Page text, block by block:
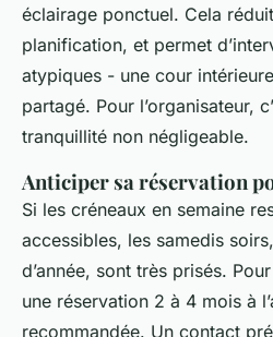
éclairage ponctuel. Cela
planification, et permet
atypiques - une cour
partagé. Pour l’organisateur,
tranquillité non négligeable.
Anticiper sa réservation
Si les créneaux en semaine
accessibles, les samedis
d’année, sont très prisés.
une réservation 2 à 4 mois à
recommandée. Un contact